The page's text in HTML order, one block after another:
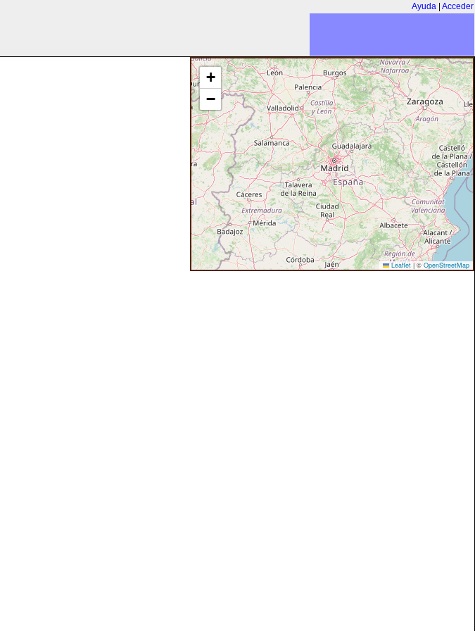
Ayuda Acceder
+
−
Leaflet | © OpenStreetMap